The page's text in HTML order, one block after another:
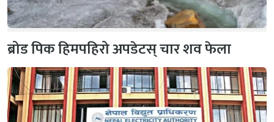
ब्रोड पिक हिमपहिरो अपडेटस् चार शव फेला